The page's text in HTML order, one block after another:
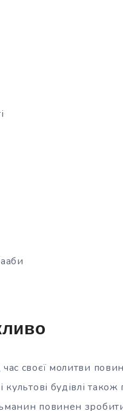
своєї молитви
будівлі також
повинен